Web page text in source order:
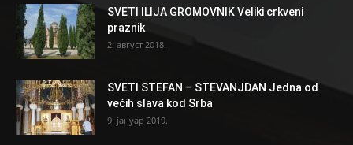
SVETI ILIJA GROMOVNIK Veliki crkveni
praznik
2. август 2018.
SVETI STEFAN – STEVANJDAN Jedna od
većih slava kod Srba
9. јануар 2019.